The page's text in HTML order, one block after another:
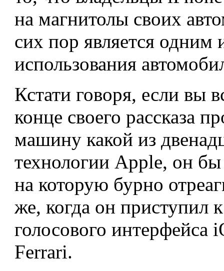
на магнитолы своих
сих пор является
использования
Кстати говоря, если вы
конце своего рассказа
машину какой из
технологии Apple, он
на которую бурно
же, когда он приступил
голосового интерфейса
Ferrari.